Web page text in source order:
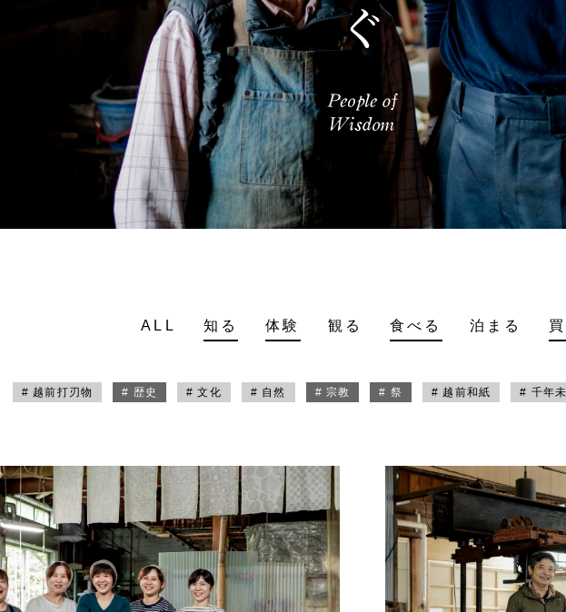
ALL 知る 体験 観る 食べる 泊まる
# 越前打刃物 # 歴史 # 文化 # 自然 # 宗教 # 祭 # 越前和紙 # 千年